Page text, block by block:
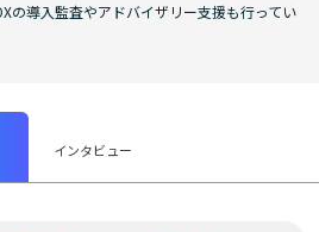
の導入監査やアドバイザリー支援も行ってい
インタビュー